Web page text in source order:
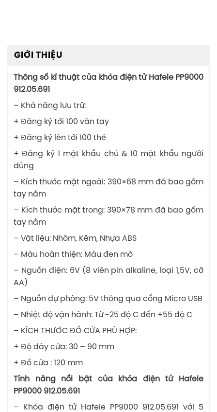
GIỚI THIỆU
Thông số kĩ thuật của khóa điện tử Hafele PP9000
912.05.691
– Khả năng lưu trữ:
+ Đăng ký tới 100 vân tay
+ Đăng ký lên tới 100 thẻ
+ Đăng ký 1 mật khẩu chủ & 10 mật khẩu người
dùng
– Kích thước mặt ngoài: 390×68 mm đã bao gồm
tay nắm
– Kích thước mặt trong: 390×78 mm đã bao gồm
tay nắm
– Vật liệu: Nhôm, Kẽm, Nhựa ABS
– Màu hoàn thiện: Màu đen mờ
– Nguồn điện: 6V (8 viên pin alkaline, loại 1,5V, cỡ
AA)
– Nguồn dự phòng: 5V thông qua cổng Micro USB
– Nhiệt độ vận hành: Từ -25 độ C đến +55 độ C
– KÍCH THƯỚC ĐỐ CỬA PHÙ HỢP:
+ Độ dày cửa: 30 – 90 mm
+ Đố cửa : 120 mm
Tính năng nổi bật của khóa điện tử Hafele
PP9000 912.05.691
– Khóa điện tử Hafele PP9000 912.05.691 với 5